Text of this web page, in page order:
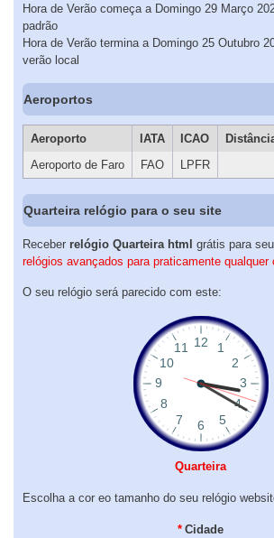
Hora de Verão começa a Domingo 29 Março
padrão
Hora de Verão termina a Domingo 25 Outubro
verão local
Aeroportos
Aeroporto IATA ICAO
Aeroporto de Faro
FAO LPFR
Quarteira relógio para o seu site
Receber relógio Quarteira html grátis para
relógios avançados para praticamente qualquer
O seu relógio será parecido com este:
Quarteira
Escolha a cor eo tamanho do seu relógio
* Cidade